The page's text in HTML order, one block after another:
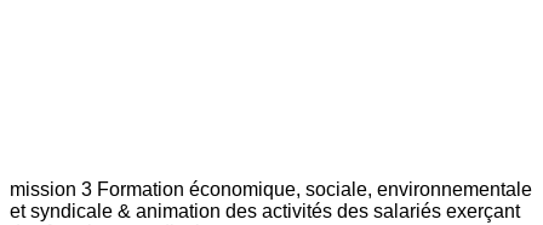
mission 3 Formation économique, sociale, environnementale
et syndicale & animation des activités des salariés exerçant